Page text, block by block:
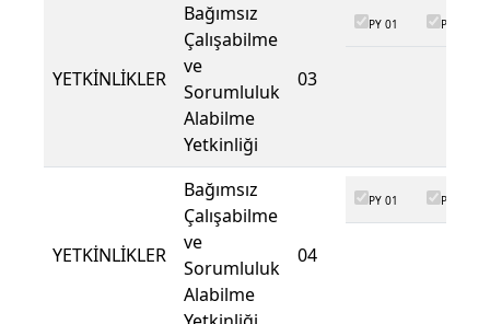
YETKİNLİKLER
Bağımsız
Çalışabilme
ve
Sorumluluk
Alabilme
Yetkinliği
03
PY 01 PY 02
YETKİNLİKLER
Bağımsız
Çalışabilme
ve
Sorumluluk
Alabilme
04
PY 01 PY 02